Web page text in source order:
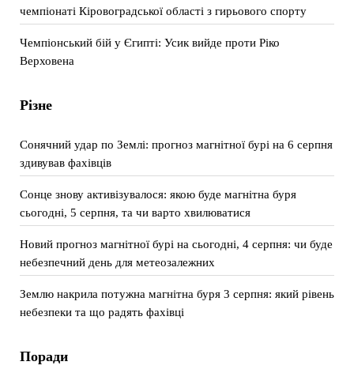
чемпіонаті Кіровоградської області з гирьового спорту
Чемпіонський бій у Єгипті: Усик вийде проти Ріко
Верховена
Різне
Сонячний удар по Землі: прогноз магнітної бурі на 6 серпня
здивував фахівців
Сонце знову активізувалося: якою буде магнітна буря
сьогодні, 5 серпня, та чи варто хвилюватися
Новий прогноз магнітної бурі на сьогодні, 4 серпня: чи буде
небезпечний день для метеозалежних
Землю накрила потужна магнітна буря 3 серпня: який рівень
небезпеки та що радять фахівці
Поради